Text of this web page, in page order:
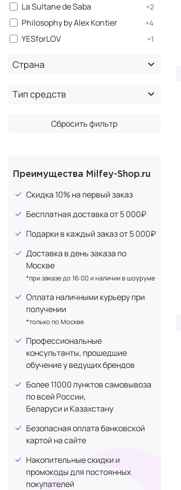
La Sultane de Saba +2
Philosophy by Alex Kontier +4
YESforLOV +1
Страна
Тип средств
Сбросить фильтр
Преимущества Milfey-Shop.ru
Скидка 10% на первый заказ
Бесплатная доставка от 5 000₽
Подарки в каждый заказ от 5 000₽
Доставка в день заказа по
Москве
*при заказе до 16:00 и наличии в шоуруме
Оплата наличными курьеру при
получении
*только по Москве
Профессиональные
консультанты, прошедшие
обучение у ведущих брендов
Более 11000 пунктов самовывоза
по всей России,
Беларуси и Казахстану
Безопасная оплата банковской
картой на сайте
Накопительные скидки и
промокоды для постоянных
покупателей